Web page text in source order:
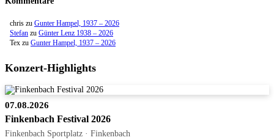
chris zu Gunter Hampel, 1937 – 2026
Stefan zu Günter Lenz 1938 – 2026
Tex zu Gunter Hampel, 1937 – 2026
Konzert-Highlights
07.08.2026
Finkenbach Festival 2026
Finkenbach Sportplatz · Finkenbach